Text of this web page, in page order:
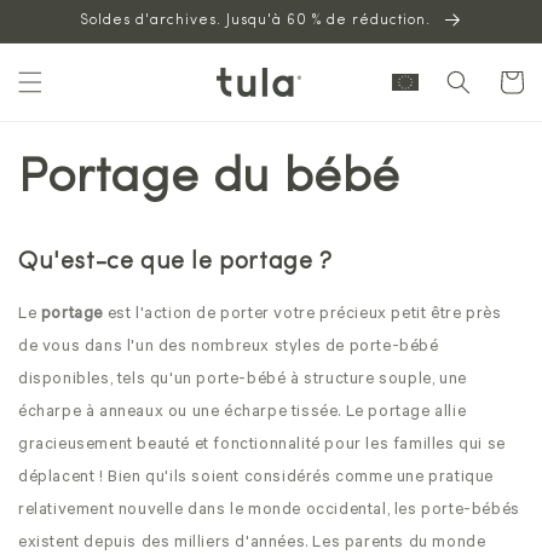
Aller au
contenu
Soldes d'archives. Jusqu'à 60 % de réduction.
Panier
Portage du bébé
Qu'est-ce que le portage ?
Le portage est l'action de porter votre précieux petit être près
de vous dans l'un des nombreux styles de porte-bébé
disponibles, tels qu'un porte-bébé à structure souple, une
écharpe à anneaux ou une écharpe tissée. Le portage allie
gracieusement beauté et fonctionnalité pour les familles qui se
déplacent ! Bien qu'ils soient considérés comme une pratique
relativement nouvelle dans le monde occidental, les porte-bébés
existent depuis des milliers d'années. Les parents du monde